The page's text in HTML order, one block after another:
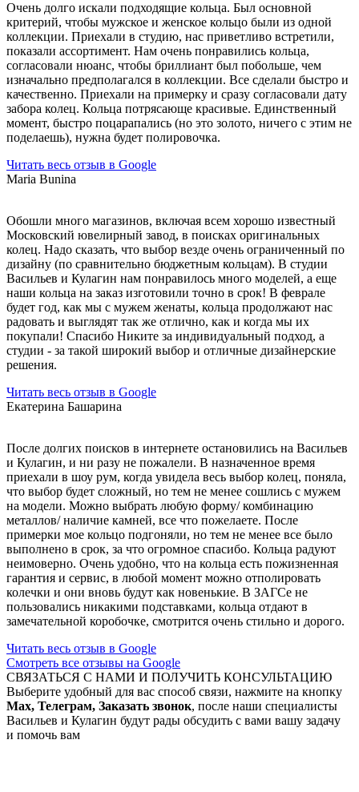
Очень долго искали подходящие кольца. Был основной
критерий, чтобы мужское и женское кольцо были из одной
коллекции. Приехали в студию, нас приветливо встретили,
показали ассортимент. Нам очень понравились кольца,
согласовали нюанс, чтобы бриллиант был побольше, чем
изначально предполагался в коллекции. Все сделали быстро и
качественно. Приехали на примерку и сразу согласовали дату
забора колец. Кольца потрясающе красивые. Единственный
момент, быстро поцарапались (но это золото, ничего с этим не
поделаешь), нужна будет полировочка.
Читать весь отзыв в Google
Maria Bunina
Обошли много магазинов, включая всем хорошо известный
Московский ювелирный завод, в поисках оригинальных
колец. Надо сказать, что выбор везде очень ограниченный по
дизайну (по сравнительно бюджетным кольцам). В студии
Васильев и Кулагин нам понравилось много моделей, а еще
наши кольца на заказ изготовили точно в срок! В феврале
будет год, как мы с мужем женаты, кольца продолжают нас
радовать и выглядят так же отлично, как и когда мы их
покупали! Спасибо Никите за индивидуальный подход, а
студии - за такой широкий выбор и отличные дизайнерские
решения.
Читать весь отзыв в Google
Екатерина Башарина
После долгих поисков в интернете остановились на Васильев
и Кулагин, и ни разу не пожалели. В назначенное время
приехали в шоу рум, когда увидела весь выбор колец, поняла,
что выбор будет сложный, но тем не менее сошлись с мужем
на модели. Можно выбрать любую форму/ комбинацию
металлов/ наличие камней, все что пожелаете. После
примерки мое кольцо подгоняли, но тем не менее все было
выполнено в срок, за что огромное спасибо. Кольца радуют
неимоверно. Очень удобно, что на кольца есть пожизненная
гарантия и сервис, в любой момент можно отполировать
колечки и они вновь будут как новенькие. В ЗАГСе не
пользовались никакими подставками, кольца отдают в
замечательной коробочке, смотрится очень стильно и дорого.
Читать весь отзыв в Google
Смотреть все отзывы на Google
СВЯЗАТЬСЯ С НАМИ И ПОЛУЧИТЬ КОНСУЛЬТАЦИЮ
Выберите удобный для вас способ связи, нажмите на кнопку
Max, Телеграм, Заказать звонок, после наши специалисты
Васильев и Кулагин будут рады обсудить с вами вашу задачу
и помочь вам